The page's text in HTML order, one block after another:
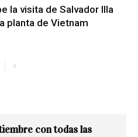
la visita de Salvador Illa
planta de Vietnam
con todas las